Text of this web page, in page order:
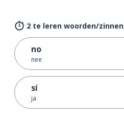
2 te leren woorden/zinnen
no
nee
sí
ja